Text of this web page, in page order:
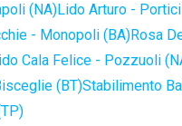
(NA)Lido Arturo -
- Monopoli (BA)Rosa
Cala Felice - Pozzuoli
(BT)Stabilimento